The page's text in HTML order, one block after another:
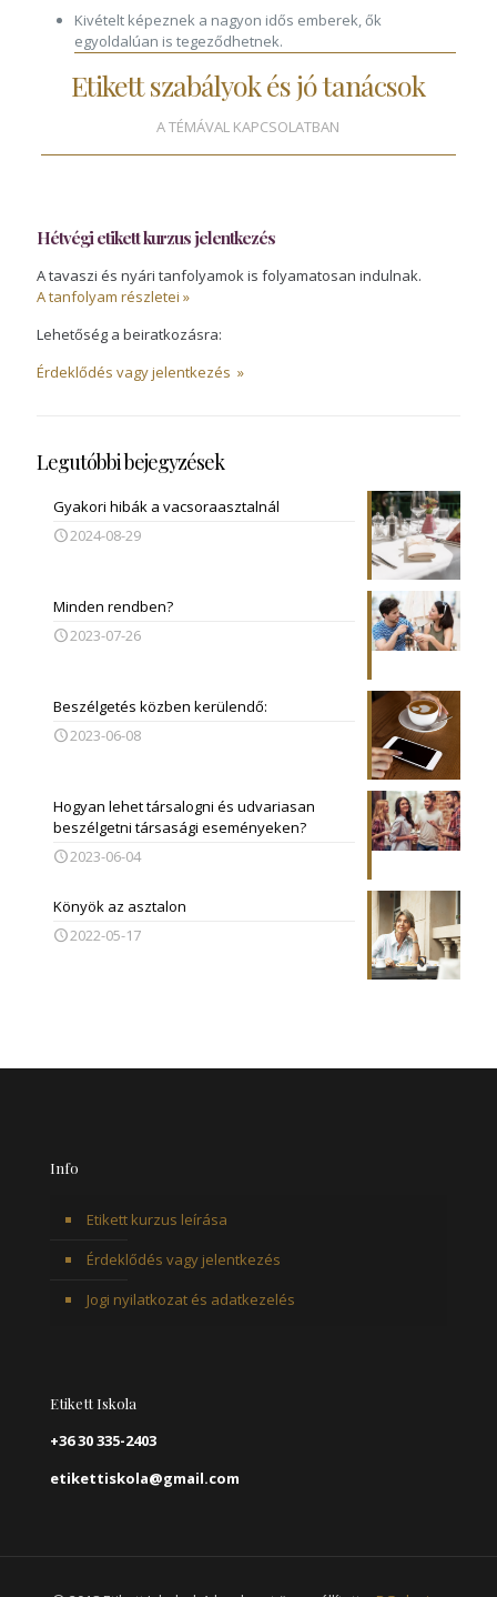
Kivételt képeznek a nagyon idős emberek, ők
egyoldalúan is tegeződhetnek.
Etikett szabályok és jó tanácsok
A TÉMÁVAL KAPCSOLATBAN
Hétvégi etikett kurzus jelentkezés
A tavaszi és nyári tanfolyamok is folyamatosan indulnak.
A tanfolyam részletei »
Lehetőség a beiratkozásra:
Érdeklődés vagy jelentkezés »
Legutóbbi bejegyzések
Gyakori hibák a vacsoraasztalnál
2024-08-29
Minden rendben?
2023-07-26
Beszélgetés közben kerülendő:
2023-06-08
Hogyan lehet társalogni és udvariasan
beszélgetni társasági eseményeken?
2023-06-04
Könyök az asztalon
2022-05-17
Info
Etikett kurzus leírása
Érdeklődés vagy jelentkezés
Jogi nyilatkozat és adatkezelés
Etikett Iskola
+36 30 335-2403
etikettiskola@gmail.com